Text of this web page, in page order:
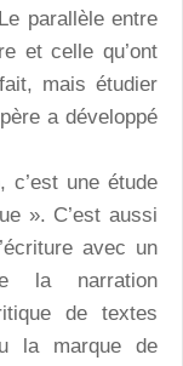
parallèle entre
et celle qu’ont
mais étudier
a développé
c’est une étude
». C’est aussi
avec un
la narration
de textes
la marque de